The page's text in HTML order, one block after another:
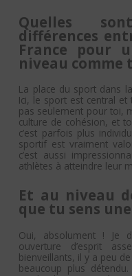
Quelles
différences
France pour
niveau comme
La place du sport dans
Ici, le sport est central
pas seulement pour toi,
culture de cohésion, et
c’est parfois plus
sportif est vraiment
c’est aussi
athlètes à atteindre leur
Et au niveau
que tu sens
Oui, absolument ! Je
ouverture d’esprit
bienveillants, il y a peu
beaucoup plus